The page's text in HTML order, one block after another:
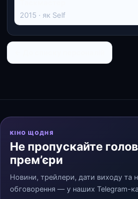
2015 · як Self
КІНО ЩОДНЯ
Не пропускайте
прем’єри
Новини, трейлери, дати виходу та
обговорення — у наших Telegram-